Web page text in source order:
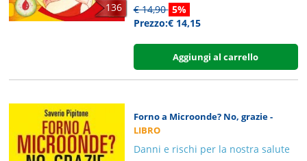
136 € 14,90 5%
Prezzo:€ 14,15
Aggiungi al carrello
Forno a Microonde? No, grazie -
LIBRO
Danni e rischi per la nostra salute